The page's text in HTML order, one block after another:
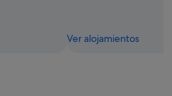
Ver alojamientos